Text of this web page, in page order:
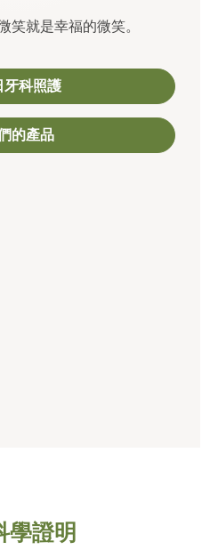
笑就是幸福的微笑。
牙科照護
的產品
學證明